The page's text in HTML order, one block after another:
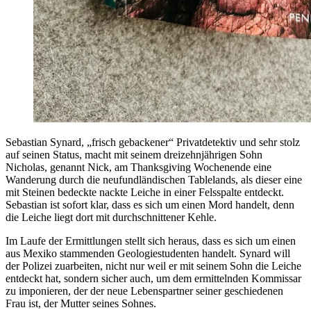
Sebastian Synard, „frisch gebackener“ Privatdetektiv und sehr stolz
auf seinen Status, macht mit seinem dreizehnjährigen Sohn
Nicholas, genannt Nick, am Thanksgiving Wochenende eine
Wanderung durch die neufundländischen Tablelands, als dieser eine
mit Steinen bedeckte nackte Leiche in einer Felsspalte entdeckt.
Sebastian ist sofort klar, dass es sich um einen Mord handelt, denn
die Leiche liegt dort mit durchschnittener Kehle.
Im Laufe der Ermittlungen stellt sich heraus, dass es sich um einen
aus Mexiko stammenden Geologiestudenten handelt. Synard will
der Polizei zuarbeiten, nicht nur weil er mit seinem Sohn die Leiche
entdeckt hat, sondern sicher auch, um dem ermittelnden Kommissar
zu imponieren, der der neue Lebenspartner seiner geschiedenen
Frau ist, der Mutter seines Sohnes.